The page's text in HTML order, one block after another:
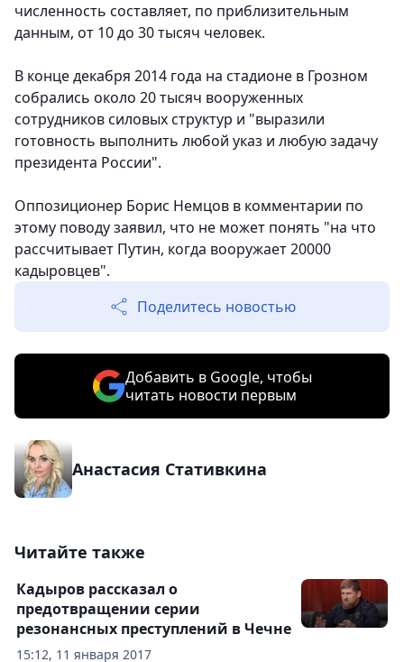
численность составляет, по приблизительным
данным, от 10 до 30 тысяч человек.
В конце декабря 2014 года на стадионе в Грозном
собрались около 20 тысяч вооруженных
сотрудников силовых структур и "выразили
готовность выполнить любой указ и любую задачу
президента России".
Оппозиционер Борис Немцов в комментарии по
этому поводу заявил, что не может понять "на что
рассчитывает Путин, когда вооружает 20000
кадыровцев".
Поделитесь новостью
Добавить в Google, чтобы
читать новости первым
Анастасия Стативкина
Читайте также
15:12, 11 января 2017
Кадыров рассказал о
предотвращении серии
резонансных преступлений в Чечне